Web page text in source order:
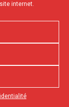
internet.